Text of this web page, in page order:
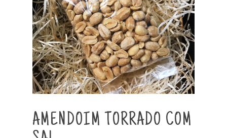
AMENDOIM TORRADO COM